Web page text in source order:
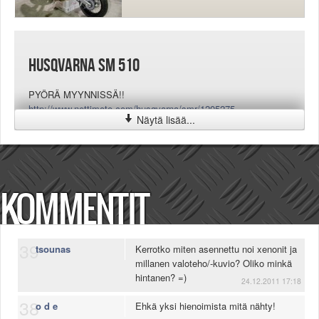
Näytä lisää...
HUSQVARNA SM 510
PYÖRÄ MYYNNISSÄ!!
http://www.nettimoto.com/husqvarna/smr/1205275
KOMMENTIT
39tsounas
Kerrotko miten asennettu noi xenonit ja
millanen valoteho/-kuvio? Oliko minkä
hintanen? =)
24.12.2011 17:18
38o d e Ehkä yksi hienoimista mitä nähty!